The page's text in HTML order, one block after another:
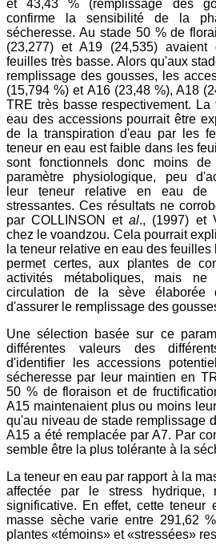
et 43,43 % (remplissage des
confirme la sensibilité de la
sécheresse. Au stade 50 % de
(23,277) et A19 (24,535)
feuilles très basse. Alors qu'aux
remplissage des gousses, les
(15,794 %) et A16 (23,48 %), A18
TRE très basse respectivement.
eau des accessions pourrait être
de la transpiration d'eau par les
teneur en eau est faible dans les
sont fonctionnels donc moins
paramètre physiologique, peu
leur teneur relative en eau de
stressantes. Ces résultats ne
par COLLINSON etal., (1997) et
chez le voandzou. Cela pourrait
la teneur relative en eau des
permet certes, aux plantes de
activités métaboliques, mais
circulation de la sève élaborée
d'assurer le remplissage des
Une sélection basée sur ce
différentes valeurs des
d'identifier les accessions
sécheresse par leur maintien en
50 % de floraison et de
A15 maintenaient plus ou moins
qu'au niveau de stade remplissage
A15 a été remplacée par A7. Par
semble être la plus tolérante à la
La teneur en eau par rapport à la
affectée par le stress hydrique,
significative. En effet, cette teneur
masse sèche varie entre 291,62
plantes «témoins» et «stressées»